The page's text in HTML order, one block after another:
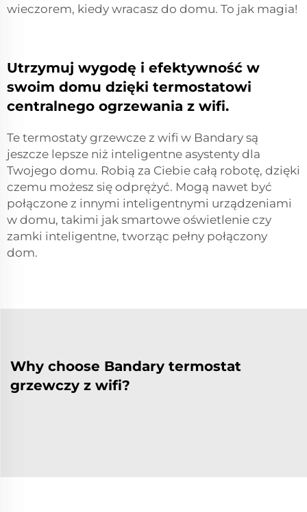
wieczorem, kiedy wracasz do domu. To jak magia!
Utrzymuj wygodę i efektywność w
swoim domu dzięki termostatowi
centralnego ogrzewania z wifi.
Te termostaty grzewcze z wifi w Bandary są
jeszcze lepsze niż inteligentne asystenty dla
Twojego domu. Robią za Ciebie całą robotę, dzięki
czemu możesz się odprężyć. Mogą nawet być
połączone z innymi inteligentnymi urządzeniami
w domu, takimi jak smartowe oświetlenie czy
zamki inteligentne, tworząc pełny połączony
dom.
Why choose Bandary termostat
grzewczy z wifi?